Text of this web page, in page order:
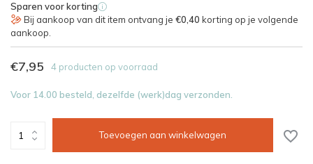
Sparen voor korting i
Bij aankoop van dit item ontvang je €0,40 korting op je volgende
aankoop.
€7,95 4 producten op voorraad
Voor 14.00 besteld, dezelfde (werk)dag verzonden.
Toevoegen aan winkelwagen